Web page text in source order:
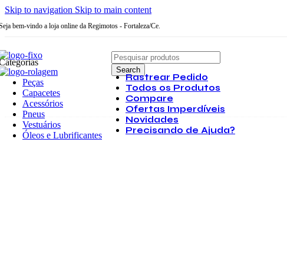
Skip to navigation Skip to main content
bem-vindo a loja online da Regimotos - Fortaleza/Ce.
Search
Peças
Capacetes
Acessórios
Pneus
Vestuários
Óleos e Lubrificantes
Rastrear Pedido
Todos os Produtos
Compare
Ofertas Imperdíveis
Novidades
Precisando de Ajuda?